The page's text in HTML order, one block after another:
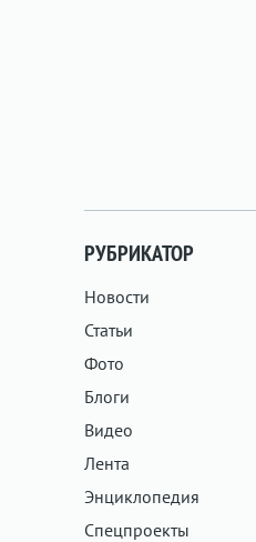
РУБРИКАТОР
Новости
Статьи
Фото
Блоги
Видео
Лента
Энциклопедия
Спецпроекты